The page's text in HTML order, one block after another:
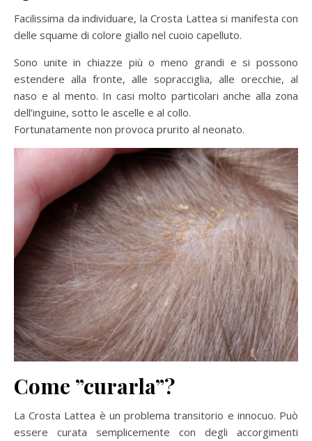
Facilissima da individuare, la Crosta Lattea si manifesta con
delle squame di colore giallo nel cuoio capelluto.
Sono unite in chiazze più o meno grandi e si possono
estendere alla fronte, alle sopracciglia, alle orecchie, al
naso e al mento. In casi molto particolari anche alla zona
dell’inguine, sotto le ascelle e al collo.
Fortunatamente non provoca prurito al neonato.
Come ”curarla”?
La Crosta Lattea è un problema transitorio e innocuo. Può
essere curata semplicemente con degli accorgimenti